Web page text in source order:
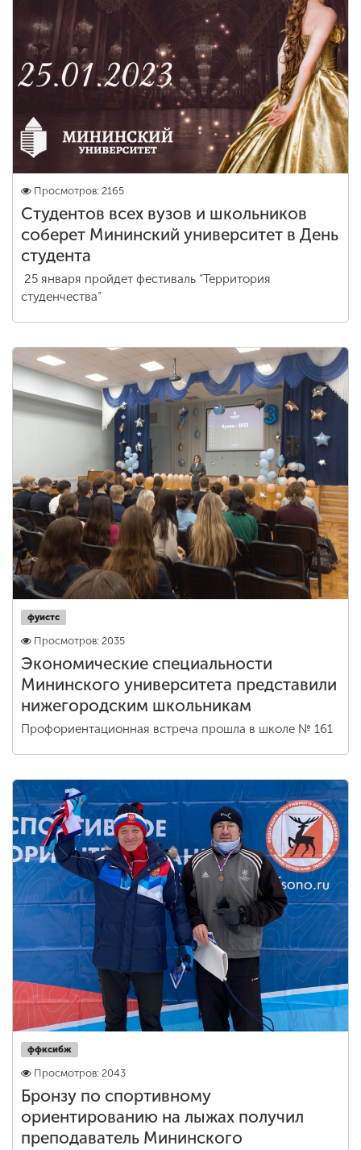
Просмотров: 2165
Студентов всех вузов и школьников
соберет Мининский университет в День
студента
25 января пройдет фестиваль “Территория
студенчества”
фуистс
Просмотров: 2035
Экономические специальности
Мининского университета представили
нижегородским школьникам
Профориентационная встреча прошла в школе № 161
ффксибж
Просмотров: 2043
Бронзу по спортивному
ориентированию на лыжах получил
преподаватель Мининского